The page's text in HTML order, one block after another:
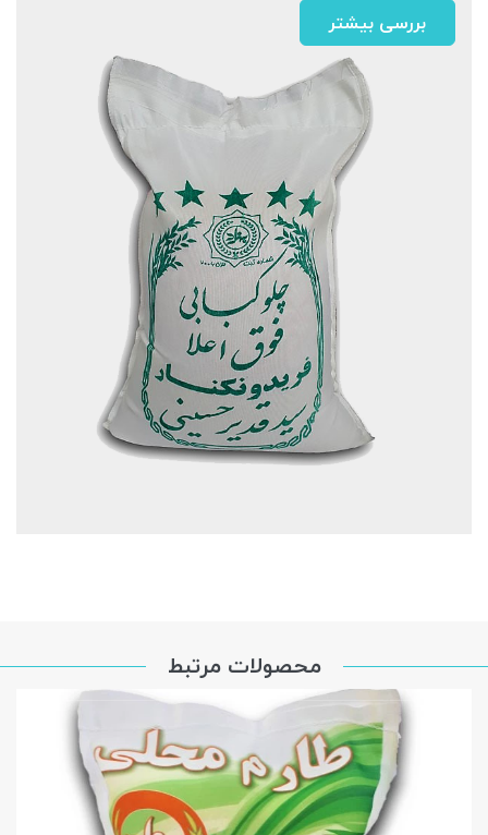
بررسی بیشتر
محصولات مرتبط